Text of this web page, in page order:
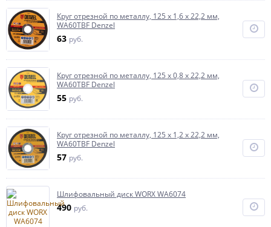
Круг отрезной по металлу, 125 х 1,6 х 22,2 мм,
WA60TBF Denzel
63 руб.
Круг отрезной по металлу, 125 х 0,8 х 22,2 мм,
WA60TBF Denzel
55 руб.
Круг отрезной по металлу, 125 х 1,2 х 22,2 мм,
WA60TBF Denzel
57 руб.
Шлифовальный диск WORX WA6074
490 руб.